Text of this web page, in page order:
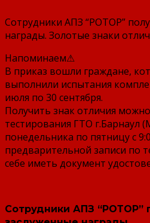
Сотрудники АПЗ “РОТОР”
награды. Золотые знаки
Напоминаем⚠
В приказ вошли граждане,
выполнили испытания
июля по 30 сентября.
Получить знак отличия
тестирования ГТО г.Барнаул
понедельника по пятницу с
предварительной записи по
себе иметь документ
Сотрудники АПЗ “РОТОР”